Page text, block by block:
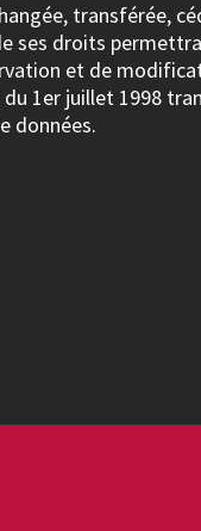
transférée,
ses droits
et de
1er juillet 1998
données.